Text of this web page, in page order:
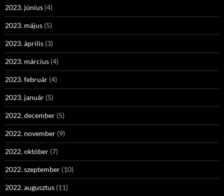
2023. június (4)
2023. május (5)
2023. április (3)
2023. március (4)
2023. február (4)
2023. január (5)
2022. december (5)
2022. november (9)
2022. október (7)
2022. szeptember (10)
2022. augusztus (11)